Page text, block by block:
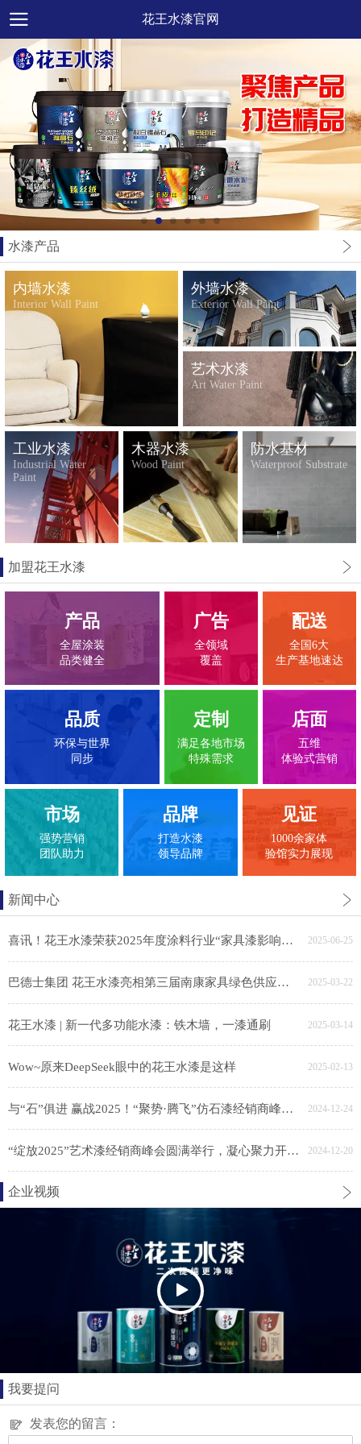
花王水漆官网
水漆产品
内墙水漆
Interior Wall Paint
外墙水漆
Exterior Wall Paint
艺术水漆
Art Water Paint
工业水漆
Industrial Water
Paint
木器水漆
Wood Paint
防水基材
Waterproof Substrate
加盟花王水漆
产品
全屋涂装
品类健全
广告
全领域
覆盖
配送
全国6大
生产基地速达
品质
环保与世界
同步
定制
满足各地市场
特殊需求
店面
五维
体验式营销
市场
强势营销
团队助力
品牌
打造水漆
领导品牌
见证
1000余家体
验馆实力展现
新闻中心
喜讯！花王水漆荣获2025年度涂料行业“家具漆影响力品牌” 2025-06-25
巴德士集团 花王水漆亮相第三届南康家具绿色供应链展，助力家具产业链绿色转型 2025-03-22
花王水漆 | 新一代多功能水漆：铁木墙，一漆通刷 2025-03-14
Wow~原来DeepSeek眼中的花王水漆是这样 2025-02-13
与“石”俱进 赢战2025！“聚势·腾飞”仿石漆经销商峰会胜利召开 2024-12-24
“绽放2025”艺术漆经销商峰会圆满举行，凝心聚力开新局 2024-12-20
企业视频
我要提问
发表您的留言：